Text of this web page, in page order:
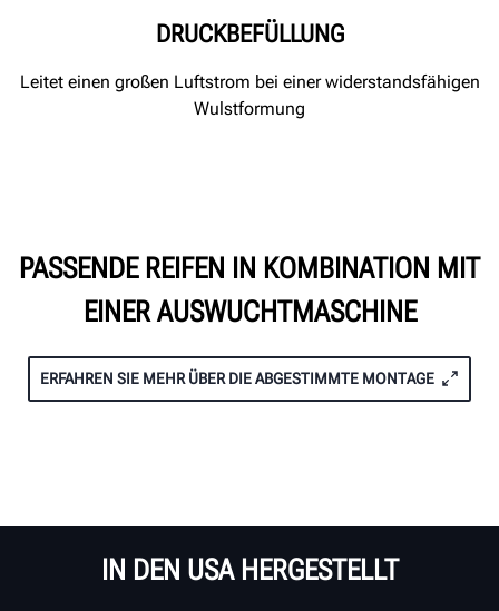
DRUCKBEFÜLLUNG
Leitet einen großen Luftstrom bei einer widerstandsfähigen
Wulstformung
PASSENDE REIFEN IN KOMBINATION MIT
EINER AUSWUCHTMASCHINE
ERFAHREN SIE MEHR ÜBER DIE ABGESTIMMTE MONTAGE
IN DEN USA HERGESTELLT